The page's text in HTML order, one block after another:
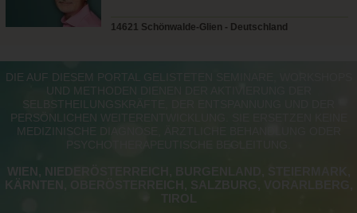
14621 Schönwalde-Glien - Deutschland
DIE AUF DIESEM PORTAL GELISTETEN SEMINARE, WORKSHOPS
UND METHODEN DIENEN DER AKTIVIERUNG DER
SELBSTHEILUNGSKRÄFTE, DER ENTSPANNUNG UND DER
PERSÖNLICHEN WEITERENTWICKLUNG. SIE ERSETZEN KEINE
MEDIZINISCHE DIAGNOSE, ÄRZTLICHE BEHANDLUNG ODER
WIEN, NIEDERÖSTERREICH, BURGENLAND, STEIERMARK,